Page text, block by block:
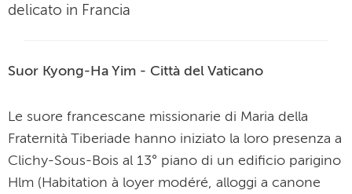
delicato in Francia
Suor Kyong-Ha Yim - Città del Vaticano
Le suore francescane missionarie di Maria della
Fraternità Tiberiade hanno iniziato la loro presenza a
Clichy-Sous-Bois al 13° piano di un edificio parigino
Hlm (Habitation à loyer modéré, alloggi a canone